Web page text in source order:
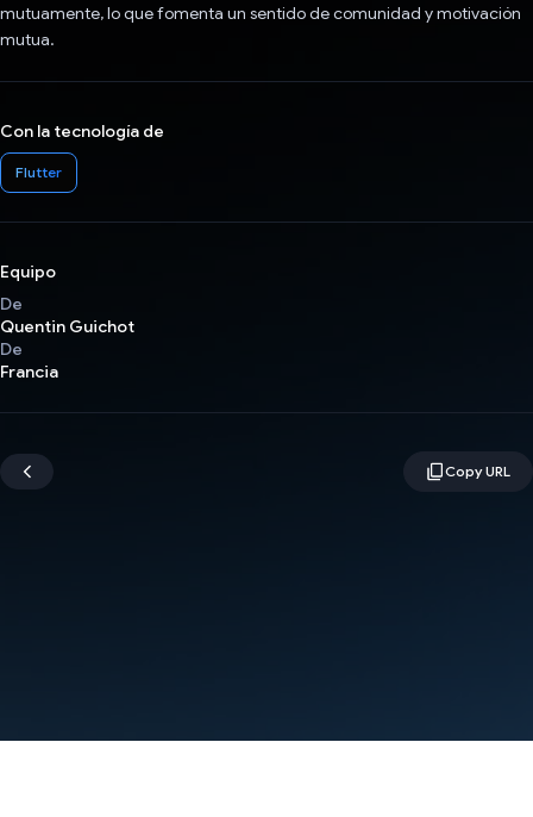
mutuamente, lo que fomenta un sentido de comunidad y motivación
mutua.
Con la tecnología de
Flutter
Equipo
De
Quentin Guichot
De
Francia